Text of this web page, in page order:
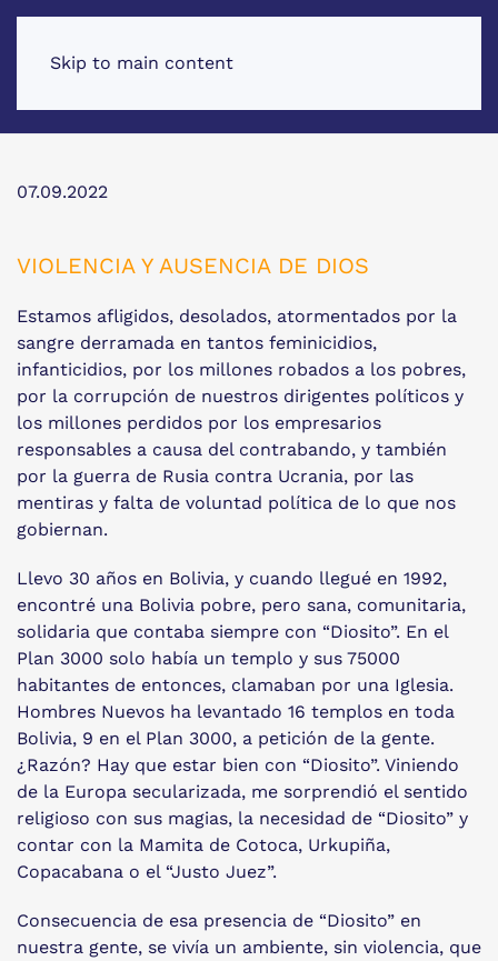
Skip to main content
07.09.2022
VIOLENCIA Y AUSENCIA DE DIOS
Estamos afligidos, desolados, atormentados por la
sangre derramada en tantos feminicidios,
infanticidios, por los millones robados a los pobres,
por la corrupción de nuestros dirigentes políticos y
los millones perdidos por los empresarios
responsables a causa del contrabando, y también
por la guerra de Rusia contra Ucrania, por las
mentiras y falta de voluntad política de lo que nos
gobiernan.
Llevo 30 años en Bolivia, y cuando llegué en 1992,
encontré una Bolivia pobre, pero sana, comunitaria,
solidaria que contaba siempre con “Diosito”. En el
Plan 3000 solo había un templo y sus 75000
habitantes de entonces, clamaban por una Iglesia.
Hombres Nuevos ha levantado 16 templos en toda
Bolivia, 9 en el Plan 3000, a petición de la gente.
¿Razón? Hay que estar bien con “Diosito”. Viniendo
de la Europa secularizada, me sorprendió el sentido
religioso con sus magias, la necesidad de “Diosito” y
contar con la Mamita de Cotoca, Urkupiña,
Copacabana o el “Justo Juez”.
Consecuencia de esa presencia de “Diosito” en
nuestra gente, se vivía un ambiente, sin violencia, que